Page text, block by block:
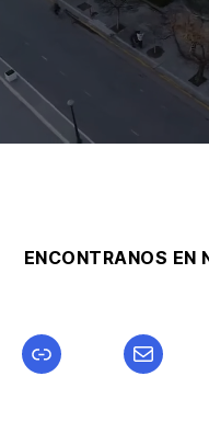
ENCONTRANOS EN
Link Mail